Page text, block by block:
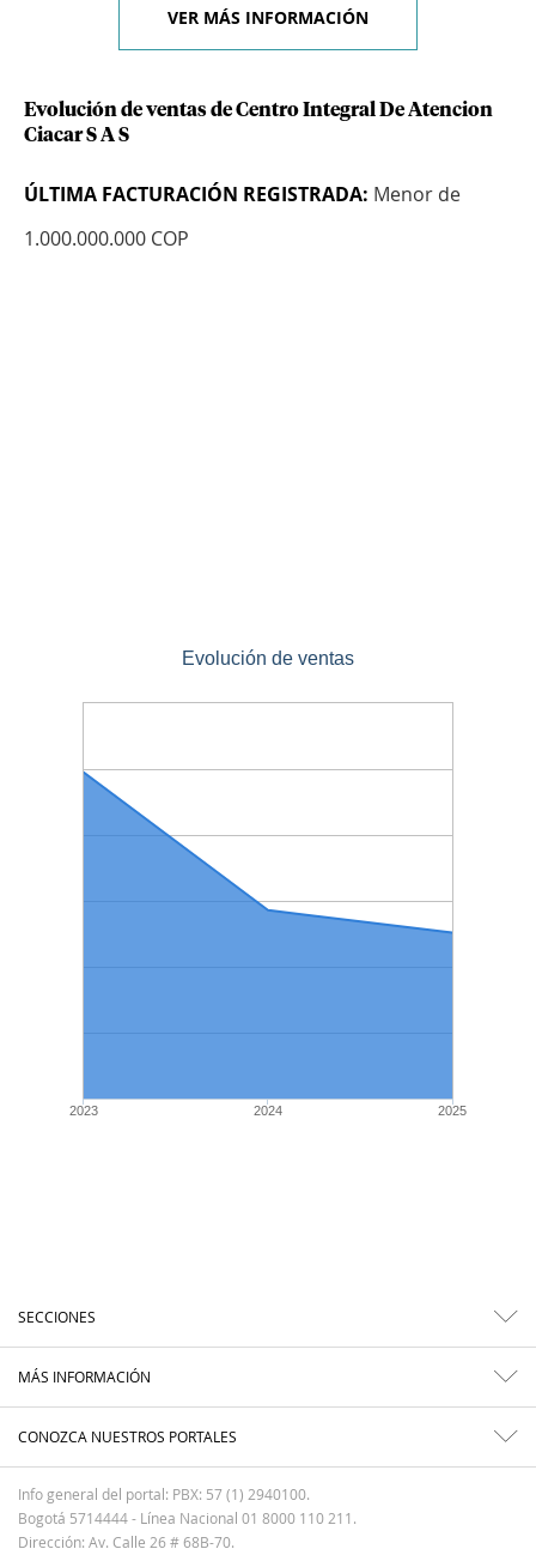
VER MÁS INFORMACIÓN
Evolución de ventas de Centro Integral De Atencion
Ciacar S A S
ÚLTIMA FACTURACIÓN REGISTRADA: Menor de
1.000.000.000 COP
Evolución de ventas
2023 2024 2025
SECCIONES
MÁS INFORMACIÓN
CONOZCA NUESTROS PORTALES
Info general del portal: PBX: 57 (1) 2940100.
Bogotá 5714444 - Línea Nacional 01 8000 110 211.
Dirección: Av. Calle 26 # 68B-70.